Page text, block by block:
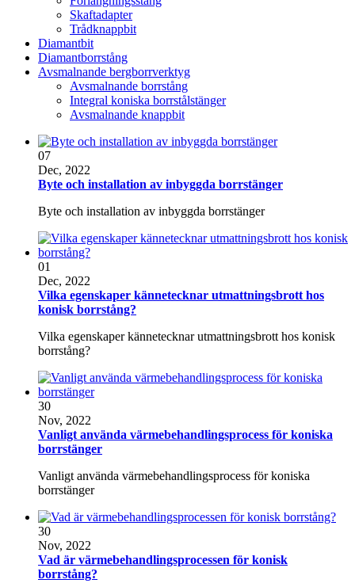
Skaftadapter
Trådknappbit
Diamantbit
Diamantborrstång
Avsmalnande bergborrverktyg
Avsmalnande borrstång
Integral koniska borrstålstänger
Avsmalnande knappbit
07
Dec, 2022
Byte och installation av inbyggda borrstänger
Byte och installation av inbyggda borrstänger
01
Dec, 2022
Vilka egenskaper kännetecknar utmattningsbrott hos
konisk borrstång?
Vilka egenskaper kännetecknar utmattningsbrott hos konisk
borrstång?
30
Nov, 2022
Vanligt använda värmebehandlingsprocess för koniska
borrstänger
Vanligt använda värmebehandlingsprocess för koniska
borrstänger
30
Nov, 2022
Vad är värmebehandlingsprocessen för konisk
borrstång?